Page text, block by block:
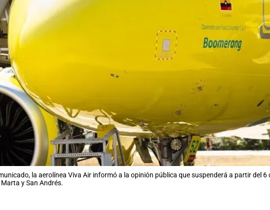
la aerolínea Viva Air informó a la opinión pública que suspenderá a partir del 6
y San Andrés.